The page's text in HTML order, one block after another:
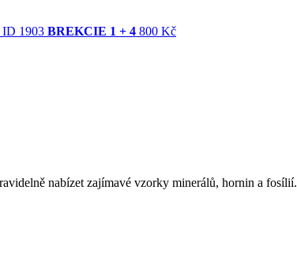
ID 1903 BREKCIE 1 + 4 800 Kč
nabízet zajímavé vzorky minerálů, hornin a fosílií.